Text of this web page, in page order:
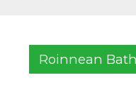
Roinnean
Loading...
Loading...